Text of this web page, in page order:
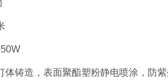
体铸造，表面聚酯塑粉静电喷涂，防